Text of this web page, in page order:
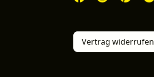
Vertrag widerrufen